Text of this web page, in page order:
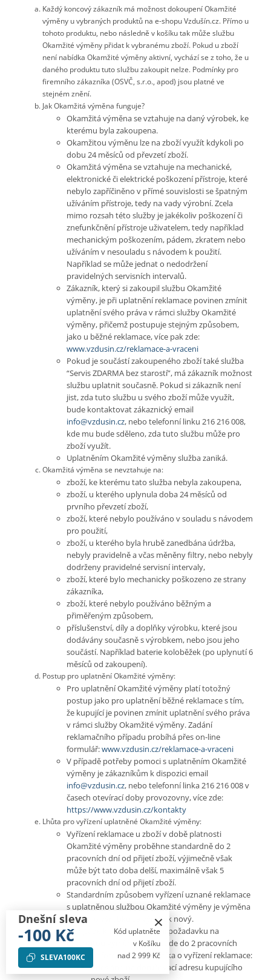
Každý koncový zákazník má možnost dokoupení Okamžité
výměny u vybraných produktů na e-shopu Vzdušín.cz. Přímo u
tohoto produktu, nebo následně v košíku tak může službu
Okamžité výměny přidat k vybranému zboží. Pokud u zboží
není nabídka Okamžité výměny aktivní, vychází se z toho, že u
daného produktu tuto službu zakoupit nelze. Podmínky pro
firemního zákazníka (OSVČ, s.r.o., apod) jsou platné ve
stejném znění.
Jak Okamžitá výměna funguje?
Okamžitá výměna se vztahuje na daný výrobek, ke
kterému byla zakoupena.
Okamžitou výměnu lze na zboží využít kdykoli po
dobu 24 měsíců od převzetí zboží.
Okamžitá výměna se vztahuje na mechanické,
elektronické či elektrické poškození přístroje, které
nebylo zapříčiněno v přímé souvislosti se špatným
užíváním přístroje, tedy na vady výrobní. Zcela
mimo rozsah této služby je jakékoliv poškození či
znefunkčnění přístroje uživatelem, tedy například
mechanickým poškozením, pádem, zkratem nebo
užíváním v nesouladu s návodem k použití.
Například se může jednat o nedodržení
pravidelných servisních intervalů.
Zákazník, který si zakoupil službu Okamžité
výměny, je při uplatnění reklamace povinen zmínit
uplatnění svého práva v rámci služby Okamžité
výměny, přičemž postupuje stejným způsobem,
jako u běžné reklamace, více pak zde:
www.vzdusin.cz/reklamace-a-vraceni
Pokud je součástí zakoupeného zboží také služba
“Servis ZDARMA bez starostí”, má zákazník možnost
službu uplatnit současně. Pokud si zákazník není
jist, zda tuto službu u svého zboží může využít,
bude kontaktovat zákaznický email
info@vzdusin.cz, nebo telefonní linku 216 216 008,
kde mu bude sděleno, zda tuto službu může pro
zboží využít.
Uplatněním Okamžité výměny služba zaniká.
Okamžitá výměna se nevztahuje na:
zboží, ke kterému tato služba nebyla zakoupena,
zboží, u kterého uplynula doba 24 měsíců od
prvního převzetí zboží,
zboží, které nebylo používáno v souladu s návodem
pro použití,
zboží, u kterého byla hrubě zanedbána údržba,
nebyly pravidelně a včas měněny filtry, nebo nebyly
dodrženy pravidelné servisní intervaly,
zboží, které bylo mechanicky poškozeno ze strany
zákazníka,
zboží, které nebylo používáno běžným a
přiměřeným způsobem,
příslušenství, díly a doplňky výrobku, které jsou
dodávány současně s výrobkem, nebo jsou jeho
součástí. Například baterie koloběžek (po uplynutí 6
měsíců od zakoupení).
Postup pro uplatnění Okamžité výměny:
Pro uplatnění Okamžité výměny platí totožný
postup jako pro uplatnění běžné reklamace s tím,
že kupující je povinen zmínit uplatnění svého práva
v rámci služby Okamžité výměny. Zadání
reklamačního případu probíhá přes on-line
formulář:www.vzdusin.cz/reklamace-a-vraceni
V případě potřeby pomoci s uplatněním Okamžité
výměny je zákazníkům k dispozici email
info@vzdusin.cz, nebo telefonní linka 216 216 008 v
časech otevírací doby provozovny, více zde:
https://www.vzdusin.cz/kontakty
Lhůta pro vyřízení uplatněné Okamžité výměny:
Vyřízení reklamace u zboží v době platnosti
Okamžité výměny proběhne standardně do 2
pracovních dní od přijetí zboží, výjimečně však
může být tato doba delší, maximálně však 5
pracovních dní od přijetí zboží.
Standardním způsobem vyřízení uznané reklamace
s uplatněnou službou Okamžité výměny je výměna
vadného výrobku za výrobek nový.
V případě kladného vyřízení požadavku na
okamžitou výměnu zboží bude do 2 pracovních
dnů od informování zákazníka o vyřízení reklamace:
odesláno na doručovací adresu kupujícího
×
Dnešní sleva
-100 Kč
SLEVA100KC
Kód uplatněte
v Košíku
nad 2 999 Kč